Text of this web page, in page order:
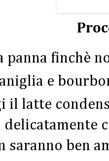
panna finchè
e
il latte
delicatamente
saranno ben